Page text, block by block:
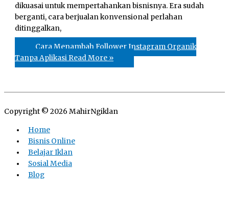
dikuasai untuk mempertahankan bisnisnya. Era sudah
berganti, cara berjualan konvensional perlahan
ditinggalkan,
Cara Menambah Follower Instagram Organik
Tanpa Aplikasi Read More »
Copyright © 2026 MahirNgiklan
Home
Bisnis Online
Belajar Iklan
Sosial Media
Blog